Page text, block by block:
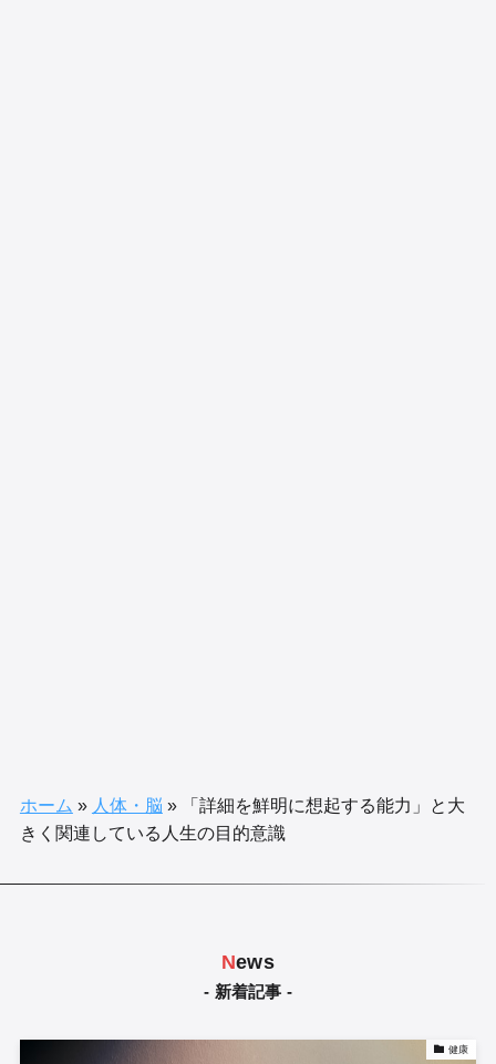
ホーム » 人体・脳 »「詳細を鮮明に想起する能力」と大
きく関連している人生の目的意識
News
- 新着記事 -
健康